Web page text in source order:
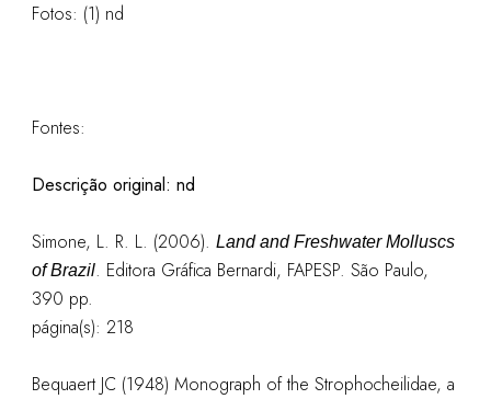
Fotos: (1) nd
Fontes:
Descrição original: nd
Simone, L. R. L. (2006). Land and Freshwater Molluscs
of Brazil. Editora Gráfica Bernardi, FAPESP. São Paulo,
390 pp.
página(s): 218
Bequaert JC (1948) Monograph of the Strophocheilidae, a